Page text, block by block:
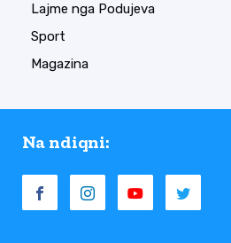
Lajme nga Podujeva
Sport
Magazina
Na ndiqni: